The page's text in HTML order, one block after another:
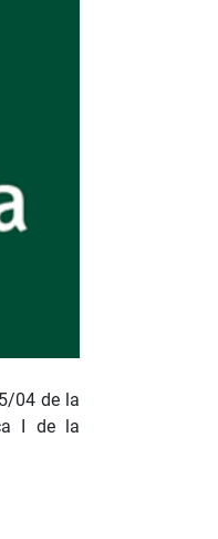
04 de la
I de la